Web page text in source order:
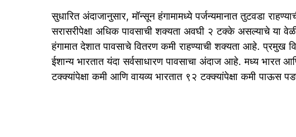
सुधारित अंदाजानुसार, मॉन्सून हंगामामध्ये पर्जन्यमानात तुटवडा
सरासरीपेक्षा अधिक पावसाची शक्यता अवघी २ टक्के असल्याचे या
हंगामात देशात पावसाचे वितरण कमी राहण्याची शक्यता आहे. प्रमुख
ईशान्य भारतात यंदा सर्वसाधारण पावसाचा अंदाज आहे. मध्य भारत
टक्क्यांपेक्षा कमी आणि वायव्य भारतात ९२ टक्क्यांपेक्षा कमी पाऊस